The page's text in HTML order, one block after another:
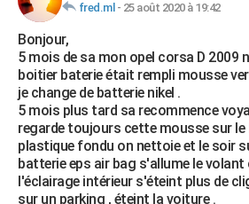
Essais
Réserver un essai
Citadines
Berlines
SUV
Forum auto
HIGH-TECH
Mobiles
Meilleur smartphone
Internet
Ordinateurs
Jeux vidéo
Guide high-tech
+BRICOLAGE
Forum
Aménagement intérieur
Extérieur
Cuisine
Salle de bains
Jardinage
Rangement
WEEK-END
Guides de France
Escapades
Patrimoine
Expositions
Musées
Week-end nature
+LIFESTYLE
Art de vivre
Bien-être
Loisirs
Mode
Modes de vie
SANTE
fred.ml - 25 août 2020 à 19:42
Bonjour,
5 mois de sa mon opel corsa D 2009
boitier baterie était rempli mousse
je change de batterie nikel .
5 mois plus tard sa recommence
regarde toujours cette mousse sur
plastique fondu on nettoie et le soir
batterie eps air bag s'allume le
l'éclairage intérieur s'éteint plus de
sur un parking , éteint la voiture .